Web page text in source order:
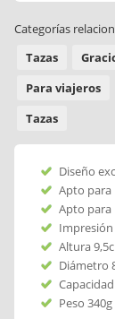
Categorías
Tazas
Para viajeros
Tazas
Diseño
Apto para
Apto
Altura
Diámetro
Peso 340g